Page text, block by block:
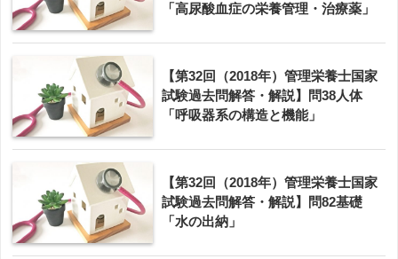
「高尿酸血症の栄養管理・治療薬」
【第32回（2018年）管理栄養士国家
試験過去問解答・解説】問38人体
「呼吸器系の構造と機能」
【第32回（2018年）管理栄養士国家
試験過去問解答・解説】問82基礎
「水の出納」